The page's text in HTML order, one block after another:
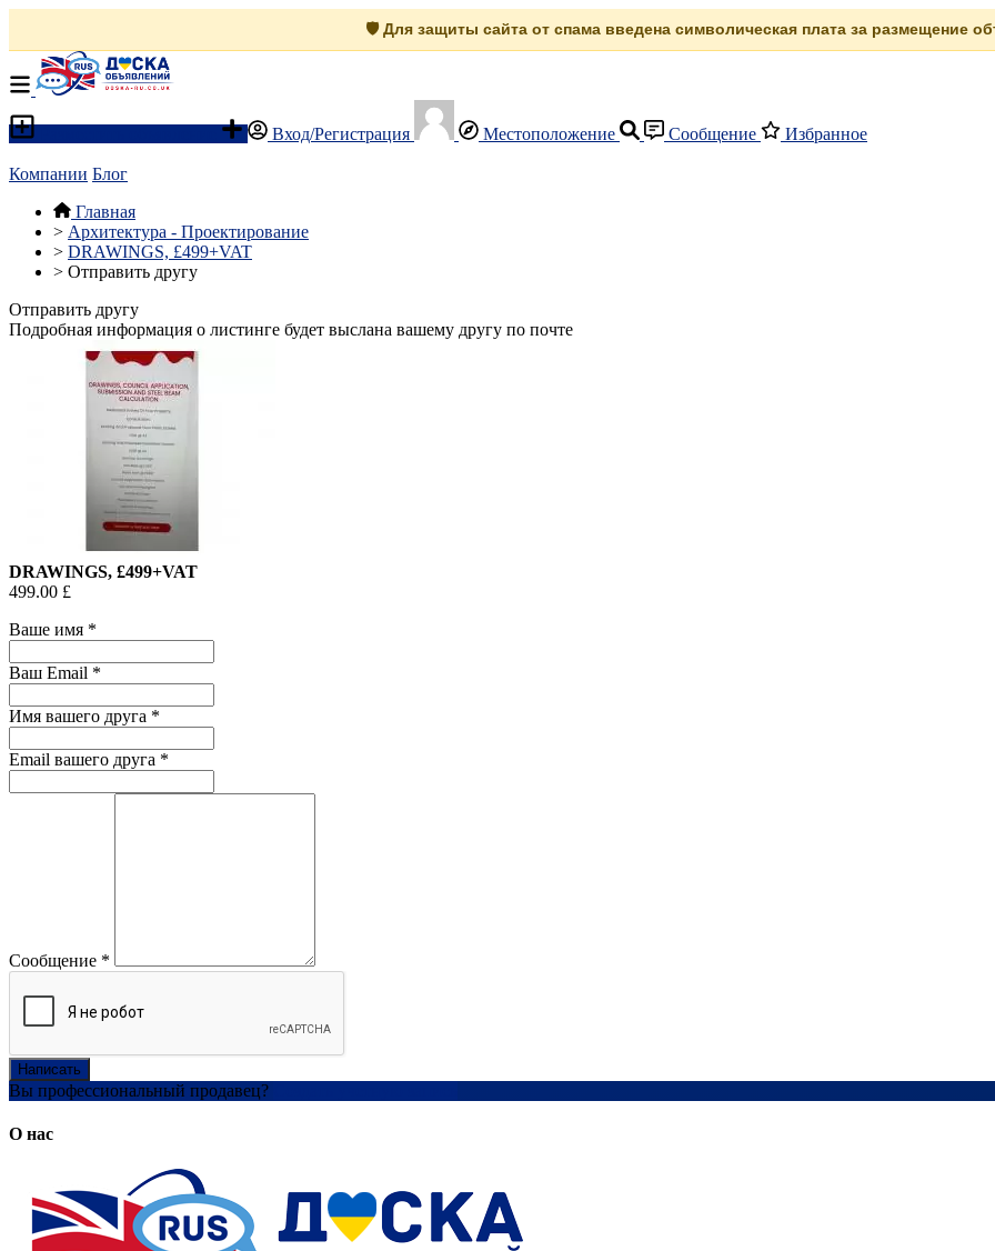
🛡️ Для защиты сайта от спама введена символическая плата за размещение
Вход/Регистрация Местоположение Сообщение Избранное
Компании Блог
Главная
> Архитектура - Проектирование
> DRAWINGS, £499+VAT
> Отправить другу
Отправить другу
Подробная информация о листинге будет выслана вашему другу по почте
DRAWINGS, £499+VAT
499.00 £
Ваше имя *
Ваш Email *
Имя вашего друга *
Email вашего друга *
Сообщение *
Написать
Вы профессиональный продавец?
О нас